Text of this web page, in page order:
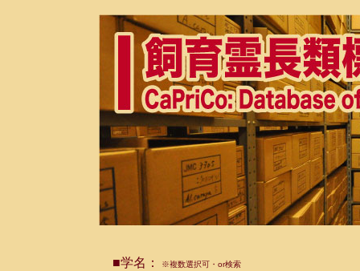
■学名： ※複数選択可・or検索